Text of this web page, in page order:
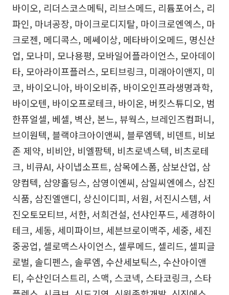
바이오, 리더스코스메틱, 리브스메드, 리튬포어스, 리
파인, 마녀공장, 마이크로디지탈, 마이크로엔엑스, 마
크로젠, 메디콕스, 메쎄이상, 메타바이오메드, 명신산
업, 모나미, 모나용평, 모바일어플라이언스, 모아데이
타, 모아라이프플러스, 모티브링크, 미래아이앤지, 미
코, 바이오니아, 바이오비쥬, 바이오인프라생명과학,
바이오텐, 바이오프로테크, 바이온, 버킷스튜디오, 범
한퓨얼셀, 베셀, 벽산, 본느, 뷰웍스, 브레인즈컴퍼니,
브이원텍, 블랙야크아이앤씨, 블루엠텍, 비덴트, 비보
존 제약, 비비안, 비엘팜텍, 비츠로넥스텍, 비츠로테
크, 비큐AI, 사이냅소프트, 삼목에스폼, 삼보산업, 삼
양컴텍, 삼양홀딩스, 삼영이엔씨, 삼일씨엔에스, 삼진
식품, 삼진엘앤디, 상신이디피, 서원, 서진시스템, 서
진오토모티브, 서한, 서희건설, 선샤인푸드, 세경하이
테크, 세동, 세미파이브, 세븐브로이맥주, 세중, 세진
중공업, 셀로맥스사이언스, 셀루메드, 셀리드, 셀피글
로벌, 솔디펜스, 솔루엠, 수산세보틱스, 수산아이앤
티, 수산인더스트리, 스맥, 스코넥, 스타코링크, 스타